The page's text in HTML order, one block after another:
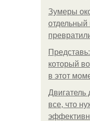
Зумеры
отдельный
который
в этот
Двигатель
все, что